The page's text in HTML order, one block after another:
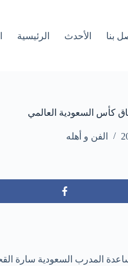
بنا الأحدث الرئيسية
كأس السعودية العالمي
الفن و أهله
المدرب السعودية سارة